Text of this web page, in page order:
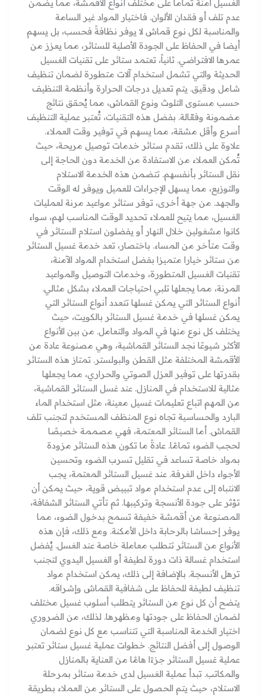
الغسيل آمنة تماماً على مختلف أنواع الأقمشة، مما يضمن
عدم تلف أو فقدان الألوان. فاختيار المواد غير السامة
والمناسبة لكل نوع قماش لا يوفر نظافةً فحسب، بل يسهم
أيضا في الحفاظ على الجودة الأصلية للستائر، مما يعزز من
عمرها الافتراضي. ثانياً، تعتمد ستائر على تقنيات الغسيل
الحديثة والتي تشمل استخدام آلات متطورة لضمان تنظيف
شامل ودقيق. يتم تعديل درجات الحرارة وأنظمة التنظيف
حسب مستوى التلوث ونوع القماش، مما يُحقق نتائج
مضمونة وفعّالة. بفضل هذه التقنيات، تُعتبر عملية التنظيف
أسرع وأقل مشقة، مما يسهم في توفير وقت العملاء.
علاوة على ذلك، تقدم ستائر خدمات توصيل مريحة، حيث
تُمكن العملاء من الاستفادة من الخدمة دون الحاجة إلى
نقل الستائر بأنفسهم. تتضمن هذه الخدمة الاستلام
والتوزيع، مما يسهل الإجراءات للعميل ويوفر له الوقت
والجهد. من جهة أخرى، توفر ستائر مواعيد مرنة لعمليات
الغسيل، مما يتيح للعملاء تحديد الوقت المناسب لهم، سواء
كانوا مشغولين خلال النهار أو يفضلون استلام الستائر في
وقت متأخر من المساء. باختصار، تعد خدمة غسيل الستائر
من ستائر خيارا متميزا بفضل استخدام المواد الآمنة،
تقنيات الغسيل المتطورة، وخدمات التوصيل والمواعيد
المرنة، مما يجعلها تلبي احتياجات العملاء بشكل مثالي.
أنواع الستائر التي يمكن غسلها تتعدد أنواع الستائر التي
يمكن غسلها في خدمة غسيل الستائر بالكويت، حيث
يختلف كل نوع منها في المواد والتعامل. من بين الأنواع
الأكثر شيوعًا نجد الستائر القماشية، وهي مصنوعة عادة من
الأقمشة المختلفة مثل القطن والبولستر. تمتاز هذه الستائر
بقدرتها على توفير العزل الصوتي والحراري، مما يجعلها
مثالية للاستخدام في المنازل. عند غسل الستائر القماشية،
من المهم اتباع تعليمات غسيل معينة، مثل استخدام الماء
البارد والحساسية تجاه نوع المنظف المستخدم لتجنب تلف
القماش. أما الستائر المعتمة، فهي مصممة خصيصًا
لحجب الضوء تمامًا. عادةً ما تكون هذه الستائر مزودة
بمواد خاصة تساعد في تقليل تسرب الضوء وتحسين
الأجواء داخل الغرفة. عند غسيل الستائر المعتمة، يجب
الانتباه إلى عدم استخدام مواد تبييض قوية، حيث يمكن أن
تؤثر على جودة الأنسجة وتركيبها. ثم تأتي الستائر الشفافة،
المصنوعة من أقمشة خفيفة تسمح بدخول الضوء، مما
يوفر إحساسًا بالرحابة داخل الأمكنة. ومع ذلك، فإن هذه
الأنواع من الستائر تتطلب معاملة خاصة عند الغسل. يُفضل
استخدام غسالة ذات دورة لطيفة أو الغسيل اليدوي لتجنب
ترهل الأنسجة. بالإضافة إلى ذلك، يمكن استخدام مواد
تنظيف لطيفة للحفاظ على شفافية القماش وإشراقه.
يتضح أن كل نوع من الستائر يتطلب أسلوب غسيل مختلف
لضمان الحفاظ على جودتها ومظهرها. لذلك، من الضروري
اختيار الخدمة المناسبة التي تتناسب مع كل نوع لضمان
الوصول إلى أفضل النتائج. خطوات عملية غسيل ستائر تعتبر
عملية غسيل الستائر جزءًا هامًا من العناية بالمنازل
والمكاتب. تبدأ عملية الغسيل لدى خدمة ستائر بمرحلة
الاستلام، حيث يتم الحصول على الستائر من العملاء بطريقة